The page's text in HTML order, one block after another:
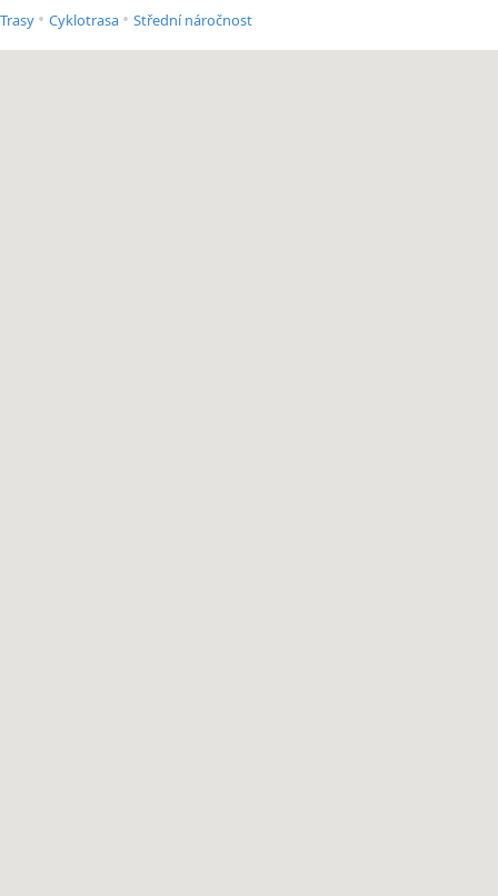
Trasy • Cyklotrasa • Střední náročnost